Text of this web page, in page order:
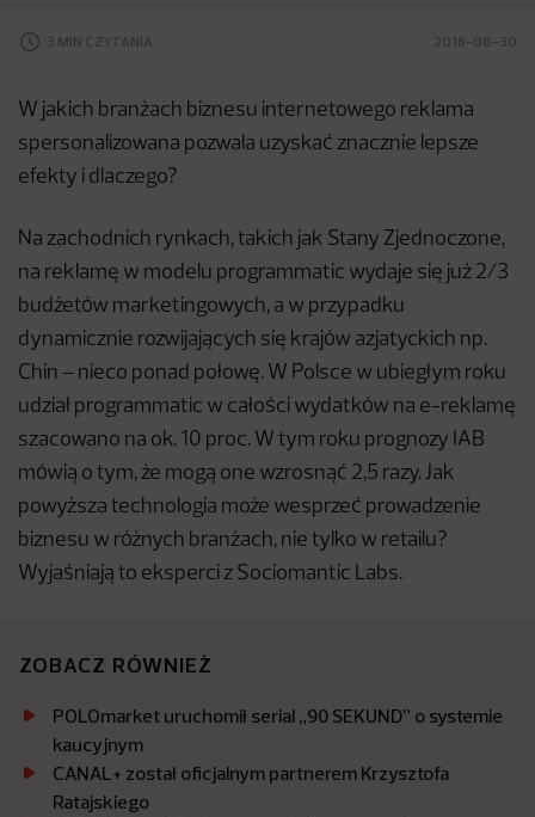
3 MIN CZYTANIA 2016-08-30
W jakich branżach biznesu internetowego reklama
spersonalizowana pozwala uzyskać znacznie lepsze
efekty i dlaczego?
Na zachodnich rynkach, takich jak Stany Zjednoczone,
na reklamę w modelu programmatic wydaje się już 2/3
budżetów marketingowych, a w przypadku
dynamicznie rozwijających się krajów azjatyckich np.
Chin – nieco ponad połowę. W Polsce w ubiegłym roku
udział programmatic w całości wydatków na e-reklamę
szacowano na ok. 10 proc. W tym roku prognozy IAB
mówią o tym, że mogą one wzrosnąć 2,5 razy. Jak
powyższa technologia może wesprzeć prowadzenie
biznesu w różnych branżach, nie tylko w retailu?
Wyjaśniają to eksperci z Sociomantic Labs.
ZOBACZ RÓWNIEŻ
POLOmarket uruchomił serial „90 SEKUND” o systemie
kaucyjnym
CANAL+ został oficjalnym partnerem Krzysztofa
Ratajskiego